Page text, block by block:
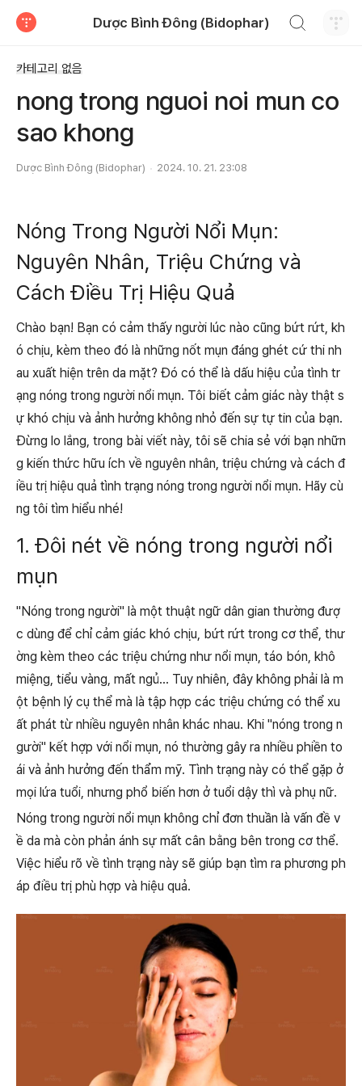
Dược Bình Đông (Bidophar)
카테고리 없음
nong trong nguoi noi mun co
sao khong
Dược Bình Đông (Bidophar) 2024. 10. 21. 23:08
Nóng Trong Người Nổi Mụn:
Nguyên Nhân, Triệu Chứng và
Cách Điều Trị Hiệu Quả
Chào bạn! Bạn có cảm thấy người lúc nào cũng bứt rứt, kh
ó chịu, kèm theo đó là những nốt mụn đáng ghét cứ thi nh
au xuất hiện trên da mặt? Đó có thể là dấu hiệu của tình tr
ạng nóng trong người nổi mụn. Tôi biết cảm giác này thật s
ự khó chịu và ảnh hưởng không nhỏ đến sự tự tin của bạn.
Đừng lo lắng, trong bài viết này, tôi sẽ chia sẻ với bạn nhữn
g kiến thức hữu ích về nguyên nhân, triệu chứng và cách đ
iều trị hiệu quả tình trạng nóng trong người nổi mụn. Hãy cù
ng tôi tìm hiểu nhé!
1. Đôi nét về nóng trong người nổi
mụn
"Nóng trong người" là một thuật ngữ dân gian thường đượ
c dùng để chỉ cảm giác khó chịu, bứt rứt trong cơ thể, thư
ờng kèm theo các triệu chứng như nổi mụn, táo bón, khô
miệng, tiểu vàng, mất ngủ... Tuy nhiên, đây không phải là m
ột bệnh lý cụ thể mà là tập hợp các triệu chứng có thể xu
ất phát từ nhiều nguyên nhân khác nhau. Khi "nóng trong n
gười" kết hợp với nổi mụn, nó thường gây ra nhiều phiền to
ái và ảnh hưởng đến thẩm mỹ. Tình trạng này có thể gặp ở
mọi lứa tuổi, nhưng phổ biến hơn ở tuổi dậy thì và phụ nữ.
Nóng trong người nổi mụn không chỉ đơn thuần là vấn đề v
ề da mà còn phản ánh sự mất cân bằng bên trong cơ thể.
Việc hiểu rõ về tình trạng này sẽ giúp bạn tìm ra phương ph
áp điều trị phù hợp và hiệu quả.